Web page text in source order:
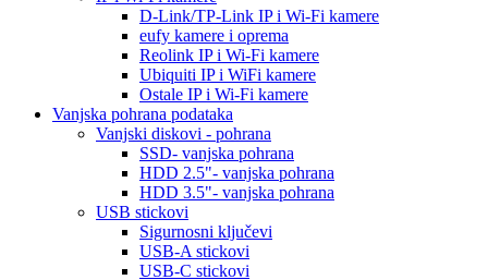
D-Link/TP-Link IP i Wi-Fi kamere
eufy kamere i oprema
Reolink IP i Wi-Fi kamere
Ubiquiti IP i WiFi kamere
Ostale IP i Wi-Fi kamere
Vanjska pohrana podataka
Vanjski diskovi - pohrana
SSD- vanjska pohrana
HDD 2.5"- vanjska pohrana
HDD 3.5"- vanjska pohrana
USB stickovi
Sigurnosni ključevi
USB-A stickovi
USB-C stickovi